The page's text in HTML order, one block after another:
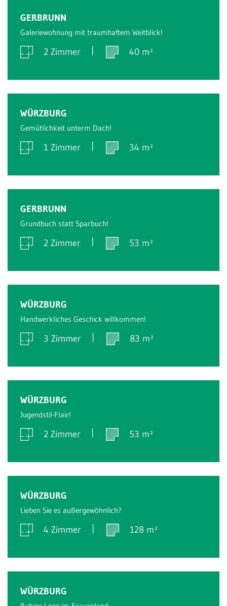
GERBRUNN
Galeriewohnung mit traumhaftem Weitblick!
2 Zimmer 40 m²
WÜRZBURG
Gemütlichkeit unterm Dach!
1 Zimmer 34 m²
GERBRUNN
Grundbuch statt Sparbuch!
2 Zimmer 53 m²
WÜRZBURG
Handwerkliches Geschick willkommen!
3 Zimmer 83 m²
WÜRZBURG
Jugendstil-Flair!
2 Zimmer 53 m²
WÜRZBURG
Lieben Sie es außergewöhnlich?
4 Zimmer 128 m²
WÜRZBURG